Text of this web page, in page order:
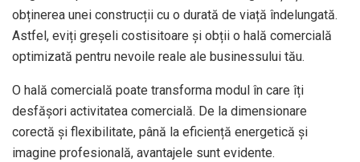
obținerea unei construcții cu o durată de viață îndelungată.
Astfel, eviți greșeli costisitoare și obții o hală comercială
optimizată pentru nevoile reale ale businessului tău.
O hală comercială poate transforma modul în care îți
desfășori activitatea comercială. De la dimensionare
corectă și flexibilitate, până la eficiență energetică și
imagine profesională, avantajele sunt evidente.